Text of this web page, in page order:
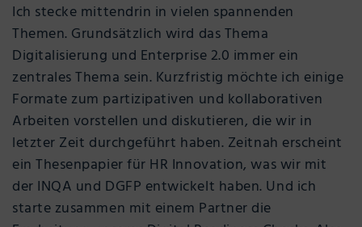
Ich stecke mittendrin in vielen spannenden
Themen. Grundsätzlich wird das Thema
Digitalisierung und Enterprise 2.0 immer ein
zentrales Thema sein. Kurzfristig möchte ich einige
Formate zum partizipativen und kollaborativen
Arbeiten vorstellen und diskutieren, die wir in
letzter Zeit durchgeführt haben. Zeitnah erscheint
ein Thesenpapier für HR Innovation, was wir mit
der INQA und DGFP entwickelt haben. Und ich
starte zusammen mit einem Partner die